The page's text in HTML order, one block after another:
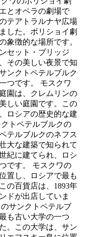
とオペラの劇場で
テアトラルナヤ広場
した。ボリショイ劇
象徴的な場所です。
セット・ブリッジ
その美しい夜景で知
ンクトペテルブルク
つです。 モスクワ
園は、クレムリンの
しい庭園です。この
ロシアの歴史的な建
トペテルブルクの
テルブルクのネフス
大な建築で知られて
紀に建てられ、ロシ
です。 モスクワの
置し、ロシアで最も
の百貨店は、1893年
ドが出店していま
サンクトペテルブ
も古い大学の一つ
。この大学は、サン